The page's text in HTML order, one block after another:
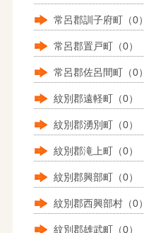
常呂郡訓子府町（0）
常呂郡置戸町（0）
常呂郡佐呂間町（0）
紋別郡遠軽町（0）
紋別郡湧別町（0）
紋別郡滝上町（0）
紋別郡興部町（0）
紋別郡西興部村（0）
紋別郡雄武町（0）